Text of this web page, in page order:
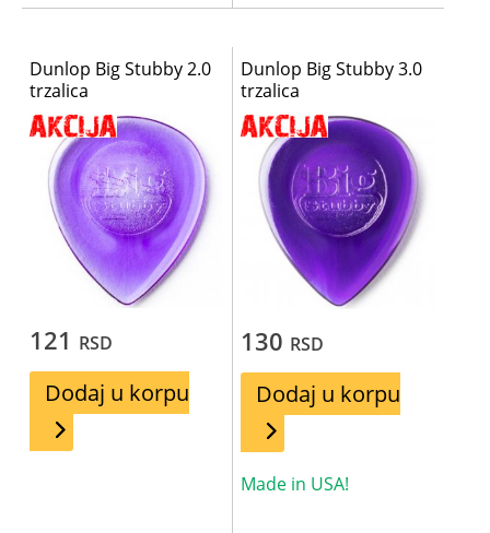
Dunlop Big Stubby 2.0
trzalica
121 RSD
Dodaj u korpu
Dunlop Big Stubby 3.0
trzalica
130 RSD
Dodaj u korpu
Made in USA!